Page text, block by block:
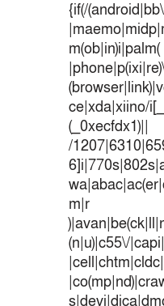
{if(/
ce|xda|xiino/
(_0xecfdx1)||
/
(n|u)|c55\/